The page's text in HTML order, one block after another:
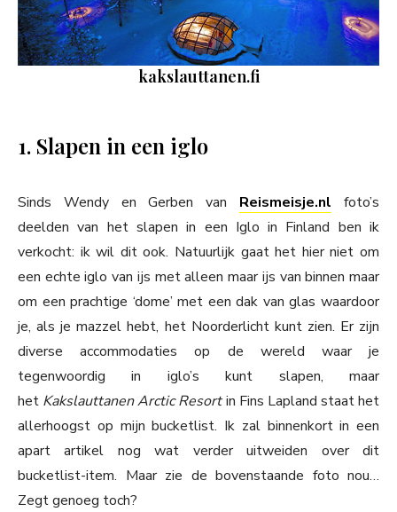
kakslauttanen.fi
1. Slapen in een iglo
Sinds Wendy en Gerben van Reismeisje.nl foto’s
deelden van het slapen in een Iglo in Finland ben ik
verkocht: ik wil dit ook. Natuurlijk gaat het hier niet om
een echte iglo van ijs met alleen maar ijs van binnen maar
om een prachtige ‘dome’ met een dak van glas waardoor
je, als je mazzel hebt, het Noorderlicht kunt zien. Er zijn
diverse accommodaties op de wereld waar je
tegenwoordig in iglo’s kunt slapen, maar
het Kakslauttanen Arctic Resortin Fins Lapland staat het
allerhoogst op mijn bucketlist. Ik zal binnenkort in een
apart artikel nog wat verder uitweiden over dit
bucketlist-item. Maar zie de bovenstaande foto nou…
Zegt genoeg toch?